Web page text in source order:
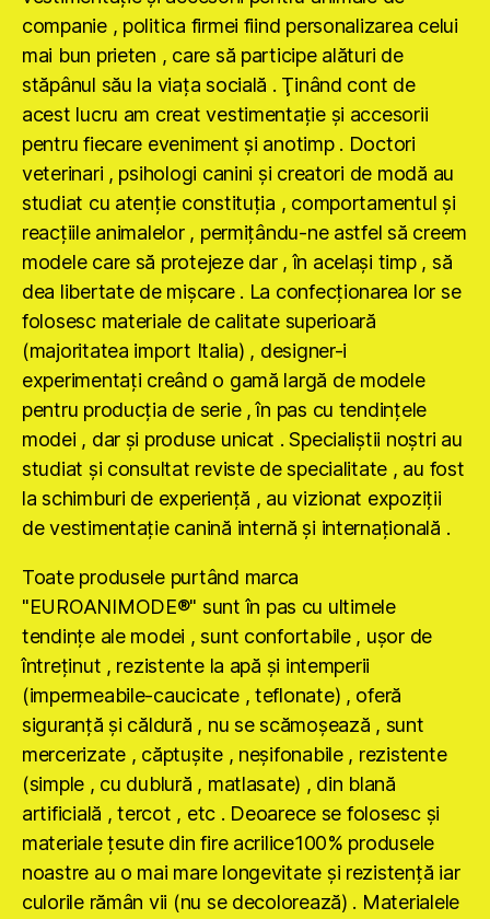
companie , politica firmei fiind personalizarea celui
mai bun prieten , care să participe alături de
stăpânul său la viaţa socială . Ţinând cont de
acest lucru am creat vestimentaţie şi accesorii
pentru fiecare eveniment şi anotimp . Doctori
veterinari , psihologi canini şi creatori de modă au
studiat cu atenţie constituţia , comportamentul şi
reacţiile animalelor , permiţându-ne astfel să creem
modele care să protejeze dar , în acelaşi timp , să
dea libertate de mişcare . La confecţionarea lor se
folosesc materiale de calitate superioară
(majoritatea import Italia) , designer-i
experimentaţi creând o gamă largă de modele
pentru producţia de serie , în pas cu tendinţele
modei , dar şi produse unicat . Specialiştii noştri au
studiat şi consultat reviste de specialitate , au fost
la schimburi de experienţă , au vizionat expoziţii
de vestimentaţie canină internă şi internaţională .
Toate produsele purtând marca
"EUROANIMODE®" sunt în pas cu ultimele
tendinţe ale modei , sunt confortabile , uşor de
întreţinut , rezistente la apă şi intemperii
(impermeabile-caucicate , teflonate) , oferă
siguranţă şi căldură , nu se scămoşează , sunt
mercerizate , căptuşite , neşifonabile , rezistente
(simple , cu dublură , matlasate) , din blană
artificială , tercot , etc . Deoarece se folosesc şi
materiale ţesute din fire acrilice100% produsele
noastre au o mai mare longevitate şi rezistenţă iar
culorile rămân vii (nu se decolorează) . Materialele